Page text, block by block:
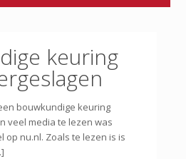
keuring
bouwkundige keuring
veel media te lezen was
nu.nl. Zoals te lezen is is